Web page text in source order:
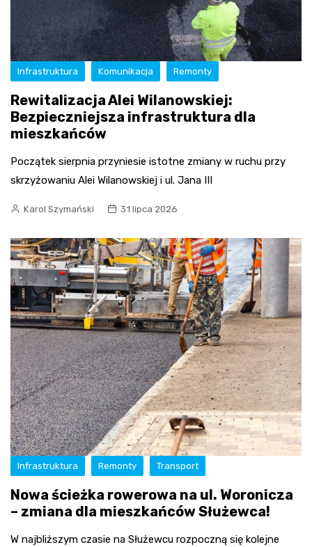
Infrastruktura Komunikacja Remonty
Rewitalizacja Alei Wilanowskiej:
Bezpieczniejsza infrastruktura dla
mieszkańców
Początek sierpnia przyniesie istotne zmiany w ruchu przy
skrzyżowaniu Alei Wilanowskiej i ul. Jana III
Karol Szymański 31 lipca 2026
Infrastruktura Remonty Transport
Nowa ścieżka rowerowa na ul. Woronicza
– zmiana dla mieszkańców Służewca!
W najbliższym czasie na Służewcu rozpoczną się kolejne